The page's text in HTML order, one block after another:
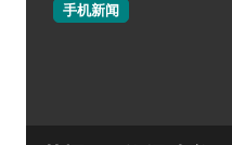
手机新闻